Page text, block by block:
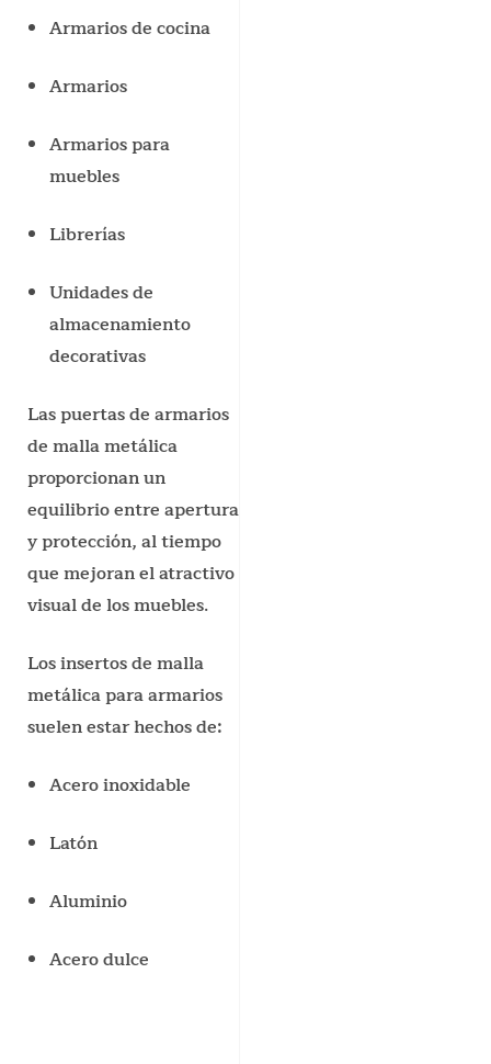
Armarios de cocina
Armarios
Armarios para
muebles
Librerías
Unidades de
almacenamiento
decorativas
Las puertas de armarios
de malla metálica
proporcionan un
equilibrio entre apertura
y protección, al tiempo
que mejoran el atractivo
visual de los muebles.
Los insertos de malla
metálica para armarios
suelen estar hechos de:
Acero inoxidable
Latón
Aluminio
Acero dulce